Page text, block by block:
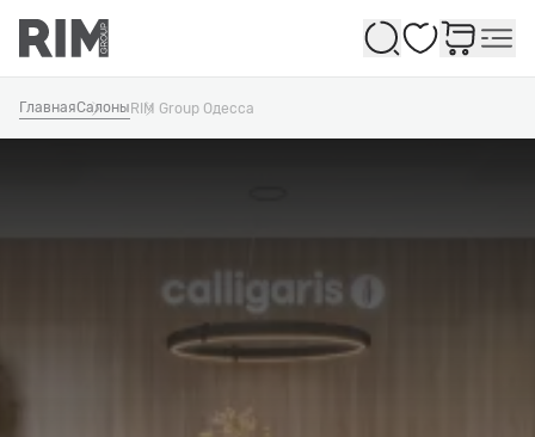
Избранное
ГлавнаяСалоныRIM Group Одесcа